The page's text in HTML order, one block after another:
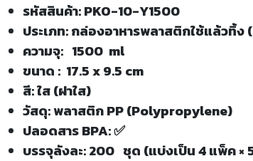
รหัสสินค้า: PKO-10-Y1500
ประเภท: กล่องอาหารพลาสติกใช้แล้วทิ้
ความจุ: 1500 ml
ขนาด : 17.5 x 9.5 cm
สี: ใส (ฝาใส)
วัสดุ: พลาสติก PP (Polypropylene)
ปลอดสาร BPA: ✅
บรรจุลังละ: 200 ชุด (แบ่งเป็น 4 แพ็ค ×